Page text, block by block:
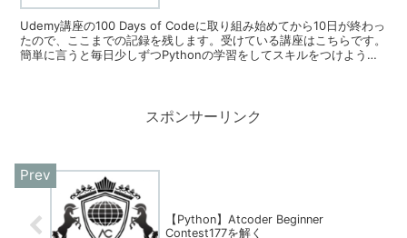
Udemy講座の100 Days of Codeに取り組み始めてから10日が終わっ
たので、ここまでの記録を残します。受けている講座はこちらです。
簡単に言うと毎日少しずつPythonの学習をしてスキルをつけよう
スポンサーリンク
【Python】Atcoder Beginner
Contest177を解く